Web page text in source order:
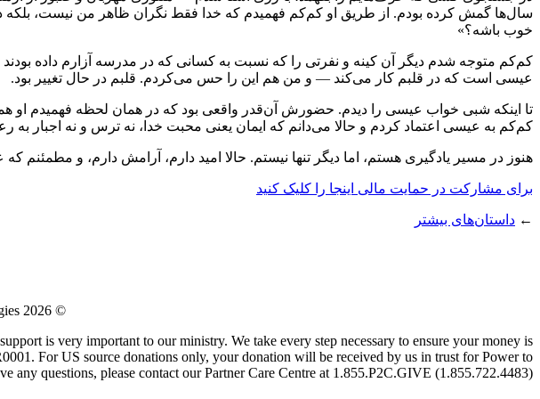
سال‌ها گمش کرده بودم. از طریق او کم‌کم فهمیدم که خدا فقط نگران ظاهر من نیست،
خوب باشه؟»
کم‌کم متوجه شدم دیگر آن کینه و نفرتی را که نسبت به کسانی که در مدرسه آزارم داده
عیسی است که در قلبم کار می‌کند — و من هم این را حس می‌کردم. قلبم در حال تغییر بود.
تا اینکه شبی خواب عیسی را دیدم. حضورش آن‌قدر واقعی بود که در همان لحظه فهمیدم او
کم‌کم به عیسی اعتماد کردم و حالا می‌دانم که ایمان یعنی محبت خدا، نه ترس و نه اجبار به
هنوز در مسیر یادگیری هستم، اما دیگر تنها نیستم. حالا امید دارم، آرامش دارم، و
برای مشارکت در حمایت مالی اینجا را کلیک کنید
← داستان‌های بیشتر
©
2026.
is very important to our ministry. We take every step necessary to ensure your money is
For US source donations only, your donation will be received by us in trust for Power to
any questions, please contact our Partner Care Centre at 1.855.P2C.GIVE (1.855.722.4483).